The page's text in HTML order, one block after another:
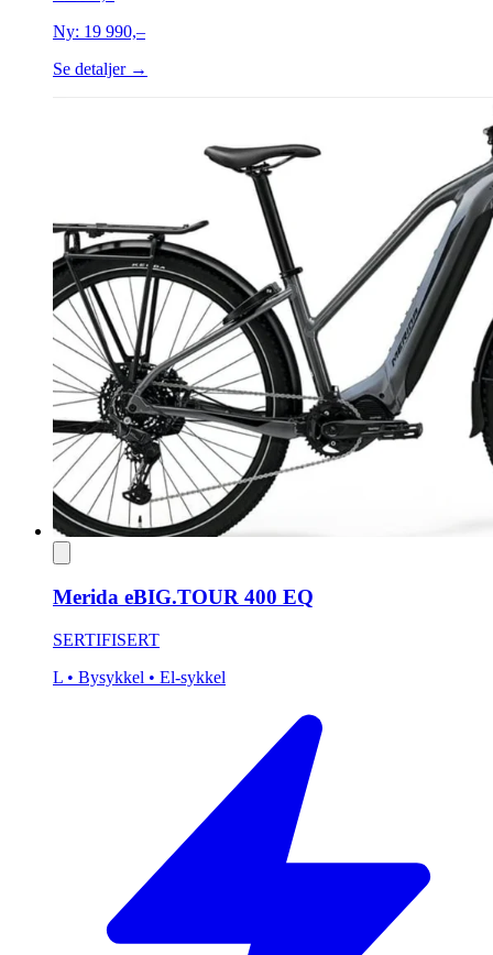
Ny: 19 990,–
Se detaljer →
Merida eBIG.TOUR 400 EQ
SERTIFISERT
L • Bysykkel • El-sykkel